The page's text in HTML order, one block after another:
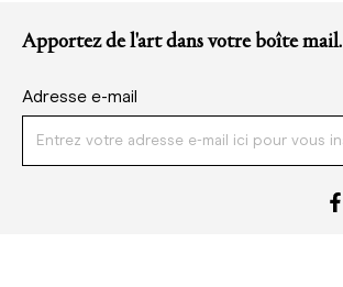
Apportez de l'art dans votre boîte mail.
Adresse e-mail